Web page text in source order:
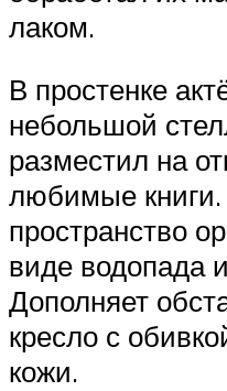
лаком.
В простенке
небольшой
разместил на
любимые
пространство
виде водопада
Дополняет
кресло с
кожи.